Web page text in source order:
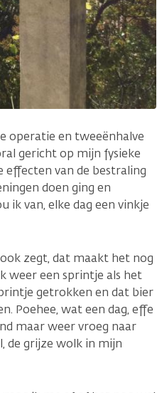
operatie en tweeënhalve
gericht op mijn fysieke
effecten van de bestraling
doen ging en
ik van, elke dag een vinkje
zegt, dat maakt het nog
weer een sprintje als het
getrokken en dat bier
Poehee, wat een dag, effe
maar weer vroeg naar
de grijze wolk in mijn